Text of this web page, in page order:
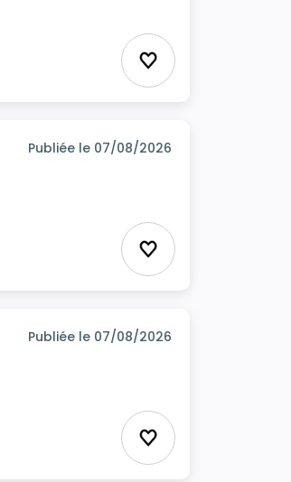
Ajouter aux
Publiée le 07/08/2026
Ajouter aux
Publiée le 07/08/2026
Ajouter aux